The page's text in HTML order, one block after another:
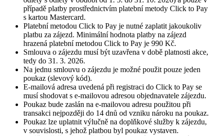
případě platby prostřednictvím platební metody Click to Pay
s kartou Mastercard.
Platební metodou Click to Pay je nutné zaplatit jakoukoliv
platbu za zájezd. Minimální hodnota platby na zájezd
hrazená platební metodou Click to Pay je 990 Kč.
Smlouva o zájezdu musí být uzavřena v době platnosti akce,
tedy do 31. 3. 2026.
Na jednu smlouvu o zájezdu je možné použit pouze jeden
poukaz (slevový kód).
E-mailová adresa uvedená při registraci do Click to Pay se
musí shodovat s e-mailovou adresou objednavatele zájezdu.
Poukaz bude zaslán na e-mailovou adresu použitou při
transakci nejpozději do 14 dnů od vzniku nároku na poukaz.
Poukaz lze uplatnit výlučně na doplňkové služby k zájezdu,
v souvislosti, s jehož platbou byl poukaz vystaven.